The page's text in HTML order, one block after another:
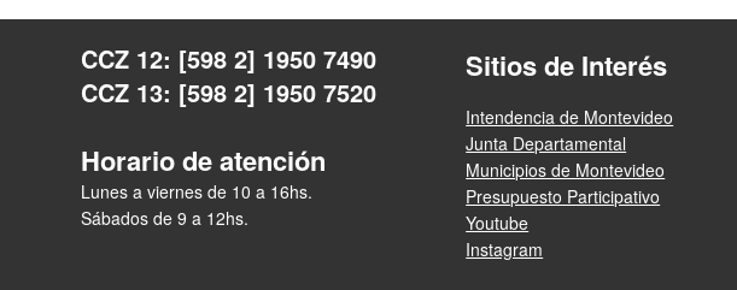
CCZ 12: [598 2] 1950 7490
CCZ 13: [598 2] 1950 7520
Horario de atención
Lunes a viernes de 10 a 16hs.
Sábados de 9 a 12hs.
Sitios de Interés
Intendencia de Montevideo
Junta Departamental
Municipios de Montevideo
Presupuesto Participativo
Youtube
Instagram